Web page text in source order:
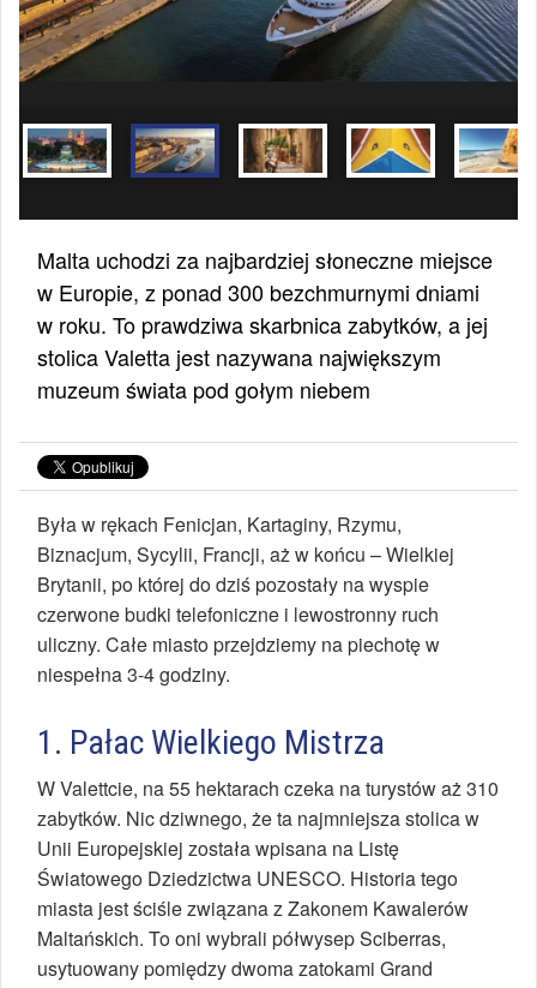
Malta uchodzi za najbardziej słoneczne miejsce
w Europie, z ponad 300 bezchmurnymi dniami
w roku. To prawdziwa skarbnica zabytków, a jej
stolica Valetta jest nazywana największym
muzeum świata pod gołym niebem
Była w rękach Fenicjan, Kartaginy, Rzymu,
Biznacjum, Sycylii, Francji, aż w końcu – Wielkiej
Brytanii, po której do dziś pozostały na wyspie
czerwone budki telefoniczne i lewostronny ruch
uliczny. Całe miasto przejdziemy na piechotę w
niespełna 3-4 godziny.
1. Pałac Wielkiego Mistrza
W Valettcie, na 55 hektarach czeka na turystów aż 310
zabytków. Nic dziwnego, że ta najmniejsza stolica w
Unii Europejskiej została wpisana na Listę
Światowego Dziedzictwa UNESCO. Historia tego
miasta jest ściśle związana z Zakonem Kawalerów
Maltańskich. To oni wybrali półwysep Sciberras,
usytuowany pomiędzy dwoma zatokami Grand